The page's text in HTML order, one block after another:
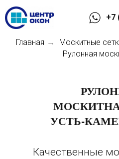
+7
Главная → Москитные
Рулонная
УСТЬ-
Качественные